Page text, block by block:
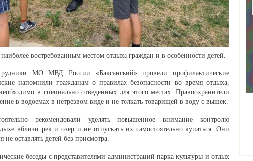
востребованным местом отдыха граждан и в особенности детей.
МО МВД России «Баксанский» провели профилактические
напомнили гражданам о правилах безопасности во время отдыха,
в специально отведенных для этого местах. Правоохранители
в водоемах в нетрезвом виде и не толкать товарищей в воду с вышек.
рекомендовали уделять повышенное внимание контролю
вблизи рек и озер и не отпускать их самостоятельно купаться. Они
не оставлять детей без присмотра.
беседы с представителями администраций парка культуры и отдых